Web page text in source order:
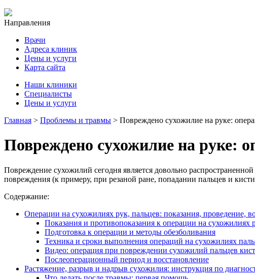
Направления
Врачи
Адреса клиник
Цены и услуги
Карта сайта
Наши клиники
Специалисты
Цены и услуги
Главная > Проблемы и травмы > Повреждено сухожилие на руке:
Повреждено сухожилие на руке:
Повреждение сухожилий сегодня является довольно
повреждения (к примеру, при резаной ране, попадании пальцев и
Содержание:
Операции на сухожилиях рук, пальцев: показания, проведение,
Показания и противопоказания к операции на сухожилиях
Подготовка к операции и методы обезболивания
Техника и сроки выполнения операций на сухожилиях
Видео: операция при повреждении сухожилий пальцев
Послеоперационный период и восстановление
Растяжение, разрыв и надрыв сухожилия: инструкция по